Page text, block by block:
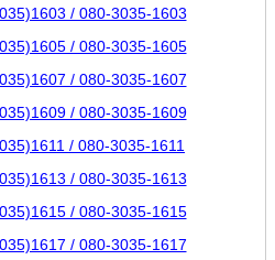
/ 080-3035-1603
/ 080-3035-1605
/ 080-3035-1607
/ 080-3035-1609
/ 080-3035-1611
/ 080-3035-1613
/ 080-3035-1615
/ 080-3035-1617